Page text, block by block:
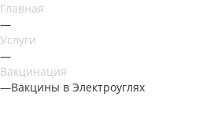
Главная
—
Услуги
—
Вакцинация
—Вакцины в Электроуглях